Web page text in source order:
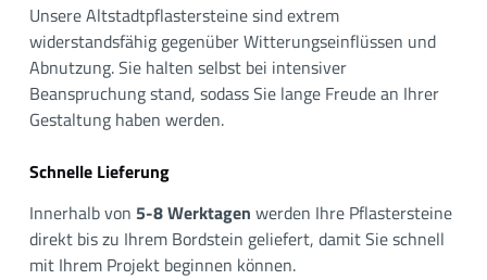
Unsere Altstadtpflastersteine sind extrem
widerstandsfähig gegenüber Witterungseinflüssen und
Abnutzung. Sie halten selbst bei intensiver
Beanspruchung stand, sodass Sie lange Freude an Ihrer
Gestaltung haben werden.
Schnelle Lieferung
Innerhalb von 5-8 Werktagen werden Ihre Pflastersteine
direkt bis zu Ihrem Bordstein geliefert, damit Sie schnell
mit Ihrem Projekt beginnen können.